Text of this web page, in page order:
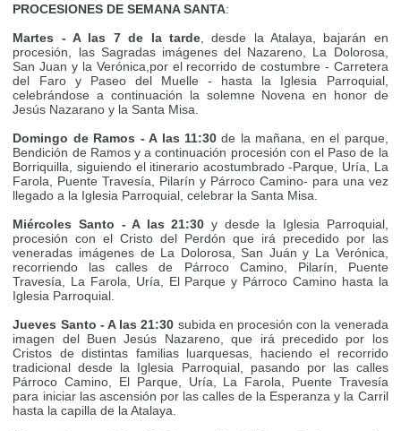
PROCESIONES DE SEMANA SANTA:
Martes - A las 7 de la tarde, desde la Atalaya, bajarán en
procesión, las Sagradas imágenes del Nazareno, La Dolorosa,
San Juan y la Verónica,por el recorrido de costumbre - Carretera
del Faro y Paseo del Muelle - hasta la Iglesia Parroquial,
celebrándose a continuación la solemne Novena en honor de
Jesús Nazarano y la Santa Misa.
Domingo de Ramos - A las 11:30 de la mañana, en el parque,
Bendición de Ramos y a continuación procesión con el Paso de la
Borriquilla, siguiendo el itinerario acostumbrado -Parque, Uría, La
Farola, Puente Travesía, Pilarín y Párroco Camino- para una vez
llegado a la Iglesia Parroquial, celebrar la Santa Misa.
Miércoles Santo - A las 21:30 y desde la Iglesia Parroquial,
procesión con el Cristo del Perdón que irá precedido por las
veneradas imágenes de La Dolorosa, San Juán y La Verónica,
recorriendo las calles de Párroco Camino, Pilarín, Puente
Travesía, La Farola, Uría, El Parque y Párroco Camino hasta la
Iglesia Parroquial.
Jueves Santo - A las 21:30 subida en procesión con la venerada
imagen del Buen Jesús Nazareno, que irá precedido por los
Cristos de distintas familias luarquesas, haciendo el recorrido
tradicional desde la Iglesia Parroquial, pasando por las calles
Párroco Camino, El Parque, Uría, La Farola, Puente Travesía
para iniciar las ascensión por las calles de la Esperanza y la Carril
hasta la capilla de la Atalaya.